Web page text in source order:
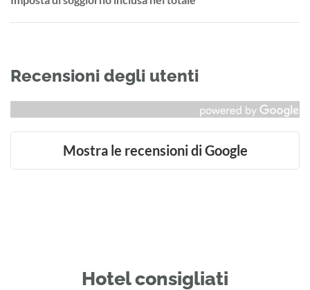
Recensioni degli utenti
Mostra le recensioni di Google
Hotel consigliati